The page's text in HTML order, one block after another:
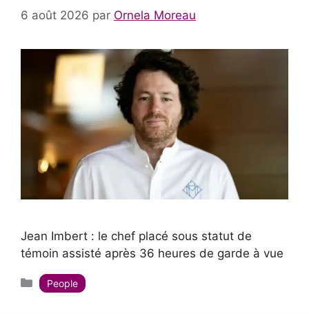
6 août 2026 par Ornela Moreau
Jean Imbert : le chef placé sous statut de
témoin assisté après 36 heures de garde à vue
Catégories
People